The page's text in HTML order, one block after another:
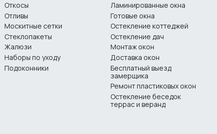
Откосы
Отливы
Москитные сетки
Стеклопакеты
Жалюзи
Наборы по уходу
Подоконники
Ламинированные окна
Готовые окна
Остекление коттеджей
Остекление дач
Монтаж окон
Доставка окон
Бесплатный выезд
замерщика
Ремонт пластиковых окон
Остекление беседок
террас и веранд